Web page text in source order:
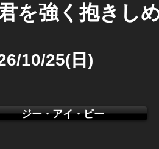
君を強く抱きし
10/25(日)
ジー・アイ・ピー